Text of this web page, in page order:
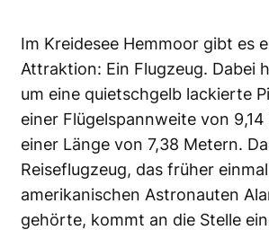
Im Kreidesee Hemmoor gibt es
Attraktion: Ein Flugzeug. Dabei
um eine quietschgelb lackierte
einer Flügelspannweite von
einer Länge von 7,38 Metern.
Reiseflugzeug, das früher
amerikanischen Astronauten
gehörte, kommt an die Stelle